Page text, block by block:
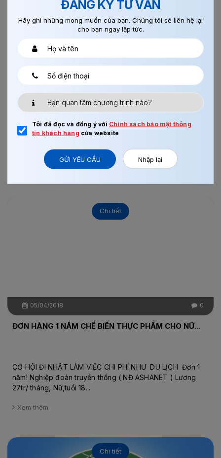
ĐƠN HÀNG CHẾ BIẾN THỰC PHẨM 1 NĂM CHO
NAM-...
Trên cơ sở của Hợp đồng cung ứng phái cử và tiếp nhận
Thực tập sinh kỹ năng Việt Nam sang Nhật Bản được ký...
Xem thêm
05/04/2018 0
Chi tiết
ĐƠN HÀNG 1 NĂM CHẾ BIẾN THỰC PHẨM CHO NỮ...
CƠ HỘI ĐI NHẬT LÀM VIỆC CHI PHÍ NHƯ DU LỊCH Đơn 1
năm! Nghiệp đoàn truyền thống ( NĐ ASHANET ) Lương
27tr/ tháng, Nữ,tuổi 18...
Xem thêm
Chi tiết
ĐĂNG KÝ TƯ VẤN
Hãy ghi những mong muốn của bạn. Chúng tôi sẽ liên hệ lại
cho bạn ngay lập tức.
Tôi đã đọc và đồng ý với Chính sách bảo mật thông
tin khách hàng của website
GỬI YÊU CẦU Nhập lại